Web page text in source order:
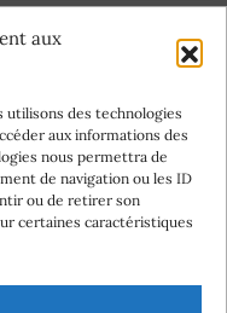
aux
utilisons des technologies
aux informations des
nous permettra de
de navigation ou les ID
ou de retirer son
certaines caractéristiques